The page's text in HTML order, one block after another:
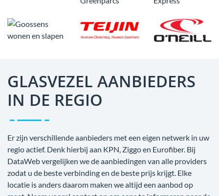
GLASVEZEL AANBIEDERS
IN DE REGIO
Er zijn verschillende aanbieders met een eigen netwerk in uw
regio actief. Denk hierbij aan KPN, Ziggo en Eurofiber. Bij
DataWeb vergelijken we de aanbiedingen van alle providers
zodat u de beste verbinding en de beste prijs krijgt. Elke
locatie is anders daarom maken we altijd een aanbod op